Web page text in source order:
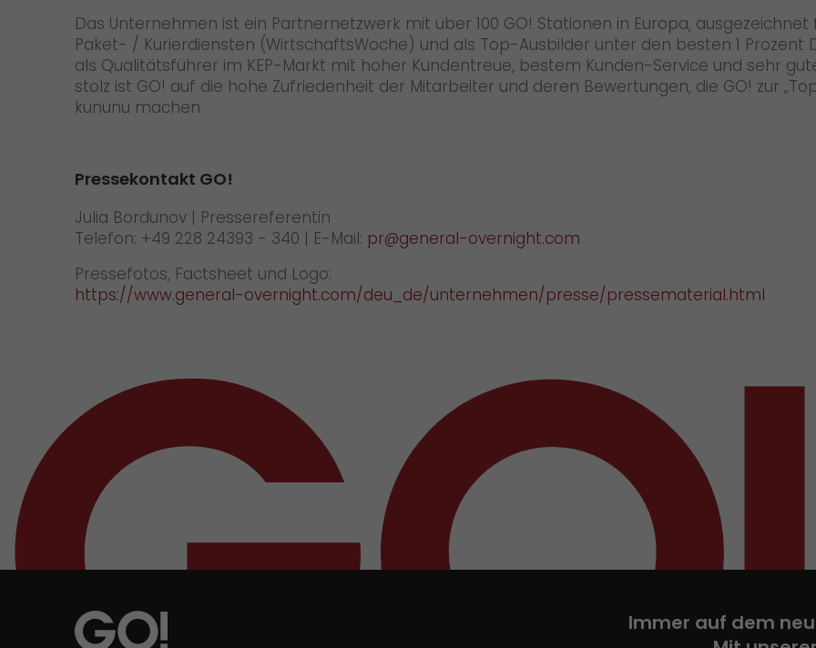
Das Unternehmen ist ein Partnernetzwerk mit über 100 GO! Stationen in Europa,
Paket- / Kurierdiensten (WirtschaftsWoche) und als Top-Ausbilder unter den besten 1 Prozent
als Qualitätsführer im KEP-Markt mit hoher Kundentreue, bestem Kunden-Service und sehr
stolz ist GO! auf die hohe Zufriedenheit der Mitarbeiter und deren Bewertungen, die GO! zur
kununu machen.
Pressekontakt GO!
Julia Bordunov | Pressereferentin
Telefon: +49 228 24393 - 340 | E-Mail: pr@general-overnight.com
Pressefotos, Factsheet und Logo:
https://www.general-overnight.com/deu_de/unternehmen/presse/pressematerial.html
Immer auf dem